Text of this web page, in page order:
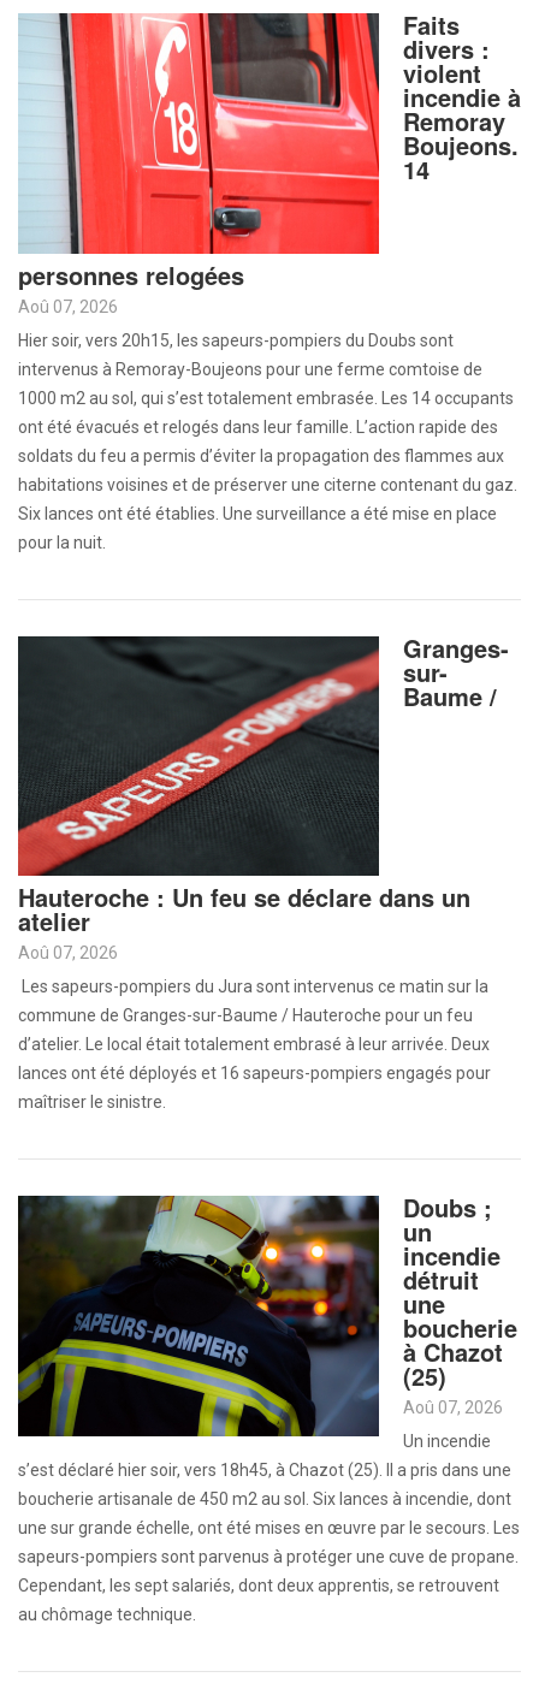
Faits
divers :
violent
incendie à
Remoray
Boujeons.
14
personnes relogées
Aoû 07, 2026
Hier soir, vers 20h15, les sapeurs-pompiers du Doubs sont
intervenus à Remoray-Boujeons pour une ferme comtoise de
1000 m2 au sol, qui s’est totalement embrasée. Les 14 occupants
ont été évacués et relogés dans leur famille. L’action rapide des
soldats du feu a permis d’éviter la propagation des flammes aux
habitations voisines et de préserver une citerne contenant du gaz.
Six lances ont été établies. Une surveillance a été mise en place
pour la nuit.
Granges-
sur-
Baume /
Hauteroche : Un feu se déclare dans un
atelier
Aoû 07, 2026
Les sapeurs-pompiers du Jura sont intervenus ce matin sur la
commune de Granges-sur-Baume / Hauteroche pour un feu
d’atelier. Le local était totalement embrasé à leur arrivée. Deux
lances ont été déployés et 16 sapeurs-pompiers engagés pour
maîtriser le sinistre.
Doubs ;
un
incendie
détruit
une
boucherie
à Chazot
(25)
Aoû 07, 2026
Un incendie
s’est déclaré hier soir, vers 18h45, à Chazot (25). Il a pris dans une
boucherie artisanale de 450 m2 au sol. Six lances à incendie, dont
une sur grande échelle, ont été mises en œuvre par le secours. Les
sapeurs-pompiers sont parvenus à protéger une cuve de propane.
Cependant, les sept salariés, dont deux apprentis, se retrouvent
au chômage technique.